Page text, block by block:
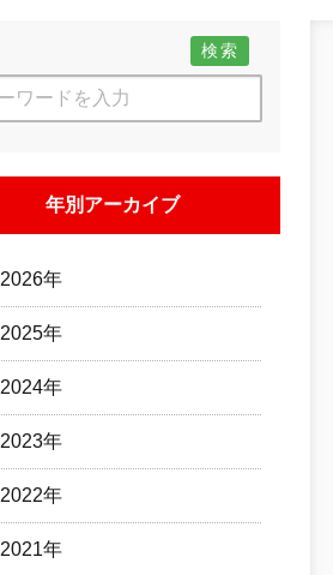
検索
年別アーカイブ
2026年
2025年
2024年
2023年
2022年
2021年